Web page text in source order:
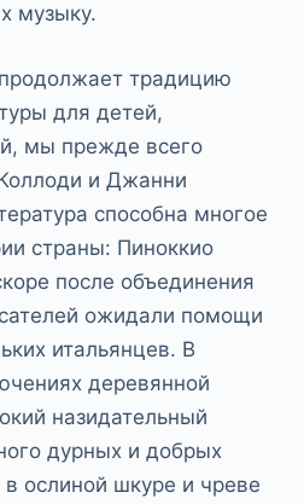
музыку.
традицию
для детей,
мы прежде всего
и Джанни
способна многое
страны: Пиноккио
после объединения
ожидали помощи
итальянцев. В
деревянной
назидательный
дурных и добрых
ослиной шкуре и чреве